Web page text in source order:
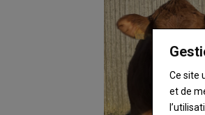
Ce site
et de